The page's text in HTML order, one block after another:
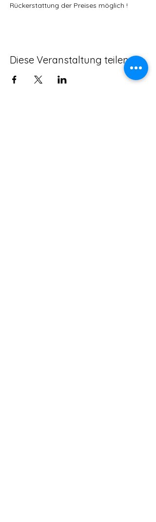
Rückerstattung der Preises möglich !
Diese Veranstaltung teilen